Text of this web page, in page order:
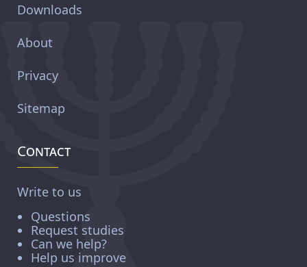
Downloads
About
Privacy
Sitemap
Contact
Write to us
Questions
Request studies
Can we help?
Help us improve